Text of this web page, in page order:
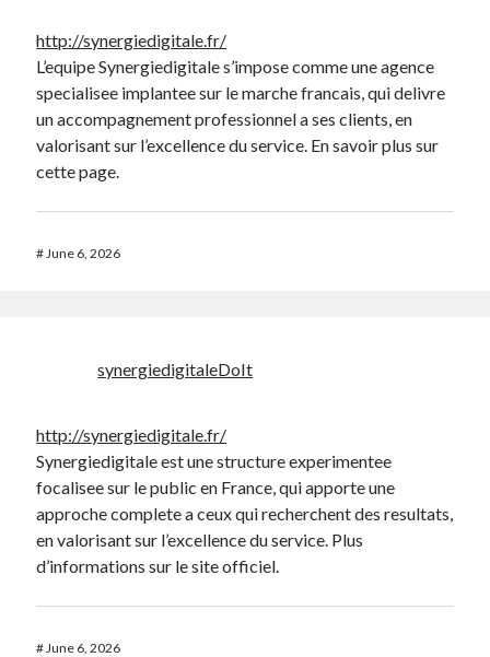
http://synergiedigitale.fr/
L’equipe Synergiedigitale s’impose comme une agence
specialisee implantee sur le marche francais, qui delivre
un accompagnement professionnel a ses clients, en
valorisant sur l’excellence du service. En savoir plus sur
cette page.
#June 6, 2026
synergiedigitaleDoIt
http://synergiedigitale.fr/
Synergiedigitale est une structure experimentee
focalisee sur le public en France, qui apporte une
approche complete a ceux qui recherchent des resultats,
en valorisant sur l’excellence du service. Plus
d’informations sur le site officiel.
#June 6, 2026